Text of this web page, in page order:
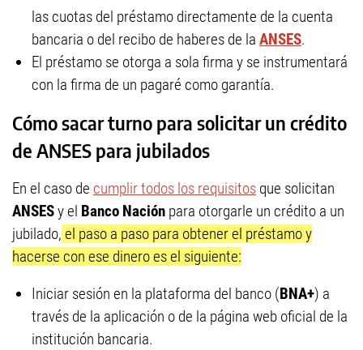
las cuotas del préstamo directamente de la cuenta
bancaria o del recibo de haberes de la ANSES.
El préstamo se otorga a sola firma y se instrumentará
con la firma de un pagaré como garantía.
Cómo sacar turno para solicitar un crédito
de ANSES para jubilados
En el caso de cumplir todos los requisitos que solicitan
ANSESy el Banco Nación para otorgarle un crédito a un
jubilado, el paso a paso para obtener el préstamo y
hacerse con ese dinero es el siguiente:
Iniciar sesión en la plataforma del banco (BNA+) a
través de la aplicación o de la página web oficial de la
institución bancaria.